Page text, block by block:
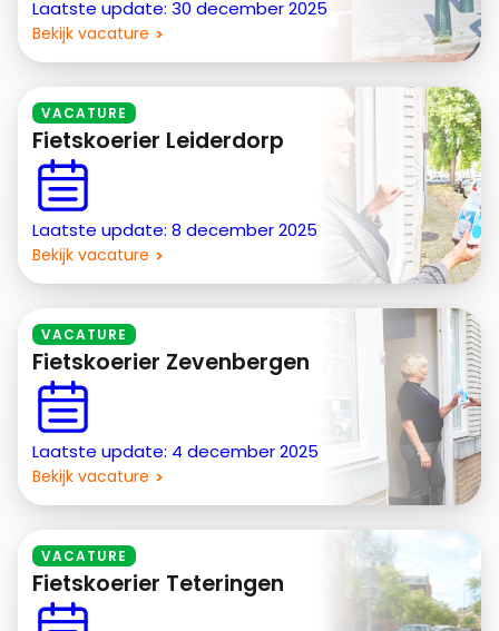
Laatste update: 30 december 2025
Bekijk vacature
VACATURE
Fietskoerier Leiderdorp
Laatste update: 8 december 2025
Bekijk vacature
VACATURE
Fietskoerier Zevenbergen
Laatste update: 4 december 2025
Bekijk vacature
VACATURE
Fietskoerier Teteringen